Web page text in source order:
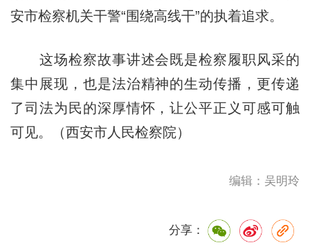
安市检察机关干警“围绕高线干”的执着追求。
这场检察故事讲述会既是检察履职风采的
集中展现，也是法治精神的生动传播，更传递
了司法为民的深厚情怀，让公平正义可感可触
可见。（西安市人民检察院）
编辑：吴明玲
分享：